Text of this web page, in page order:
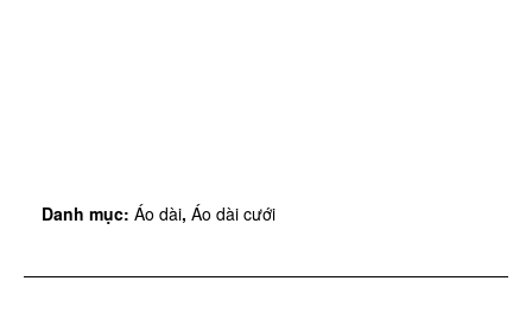
Danh mục: Áo dài, Áo dài cưới